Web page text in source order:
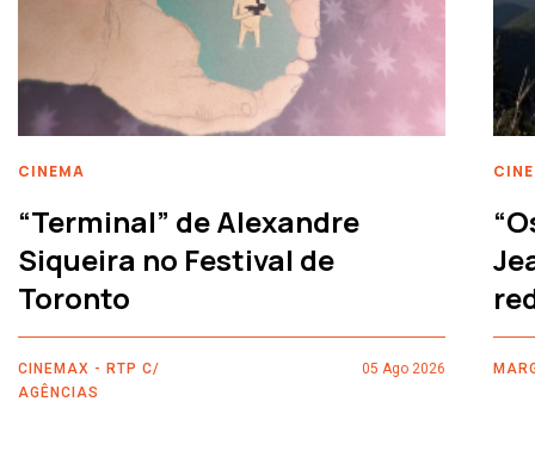
CINEMA
“Terminal” de Alexandre
Siqueira no Festival de
Toronto
CINEMAX - RTP C/
AGÊNCIAS
05 Ago 2026